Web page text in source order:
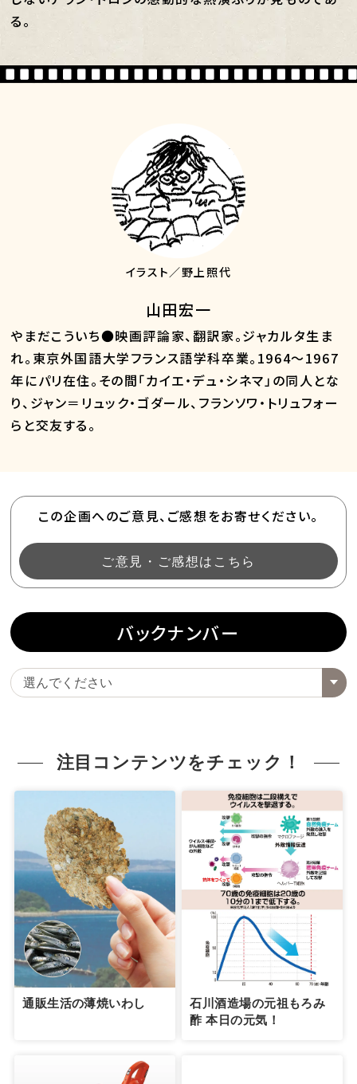
る。
イラスト／野上照代
山田宏一
やまだこういち●映画評論家、翻訳家。ジャカルタ生ま
れ。東京外国語大学フランス語学科卒業。1964～1967
年にパリ在住。その間「カイエ・デュ・シネマ」の同人とな
り、ジャン＝リュック・ゴダール、フランソワ・トリュフォー
らと交友する。
この企画へのご意見、ご感想をお寄せください。
ご意見・ご感想はこちら
バックナンバー
注目コンテンツをチェック！
通販生活の薄焼いわし
石川酒造場の元祖もろみ
酢 本日の元気！